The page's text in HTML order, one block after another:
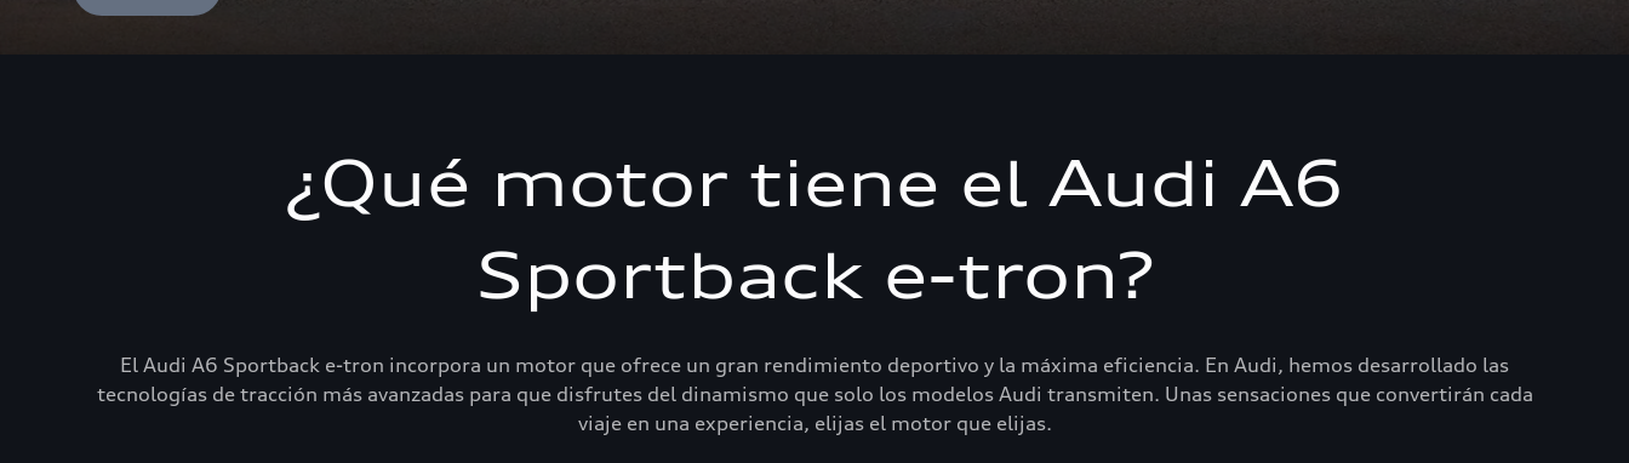
¿Qué motor tiene el Audi A6
Sportback e-tron?
El Audi A6 Sportback e-tron incorpora un motor que ofrece un gran rendimiento deportivo y la máxima eficiencia. En Audi, hemos desarrollado las
tecnologías de tracción más avanzadas para que disfrutes del dinamismo que solo los modelos Audi transmiten. Unas sensaciones que convertirán cada
viaje en una experiencia, elijas el motor que elijas.